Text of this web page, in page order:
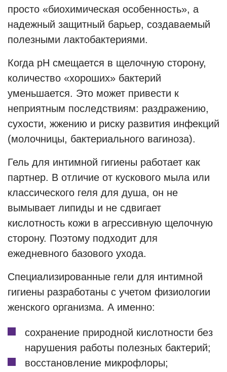
просто «биохимическая особенность», а
надежный защитный барьер, создаваемый
полезными лактобактериями.
Когда pH смещается в щелочную сторону,
количество «хороших» бактерий
уменьшается. Это может привести к
неприятным последствиям: раздражению,
сухости, жжению и риску развития инфекций
(молочницы, бактериального вагиноза).
Гель для интимной гигиены работает как
партнер. В отличие от кускового мыла или
классического геля для душа, он не
вымывает липиды и не сдвигает
кислотность кожи в агрессивную щелочную
сторону. Поэтому подходит для
ежедневного базового ухода.
Специализированные гели для интимной
гигиены разработаны с учетом физиологии
женского организма. А именно:
сохранение природной кислотности без
нарушения работы полезных бактерий;
восстановление микрофлоры;